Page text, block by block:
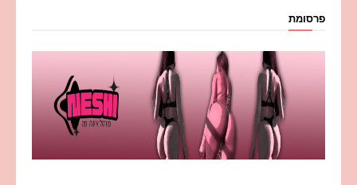
פרסומת